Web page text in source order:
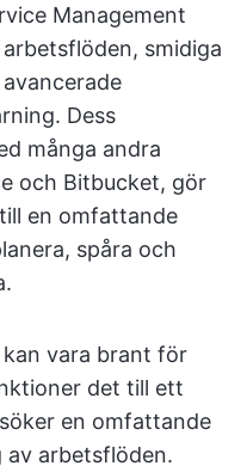
Management
smidiga
Dess
många andra
och Bitbucket, gör
en omfattande
spåra och
vara brant för
det till ett
en omfattande
arbetsflöden.